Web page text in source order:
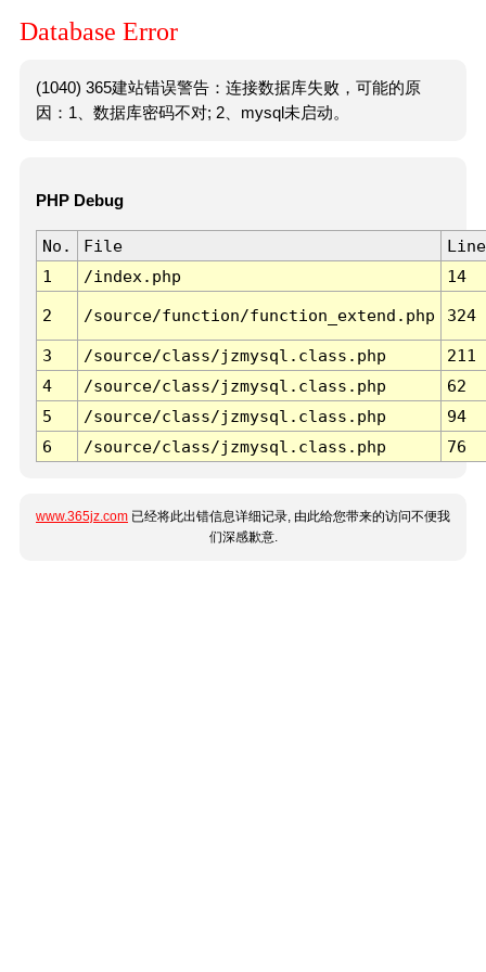
Database Error
(1040) 365建站错误警告：连接数据库失败，可能的原
因：1、数据库密码不对; 2、mysql未启动。
PHP Debug
No. File
Line
1
/index.php 14
2 /source/function/function_extend.php 324
3 /source/class/jzmysql.class.php
211
4
/source/class/jzmysql.class.php
62
5
/source/class/jzmysql.class.php
94
6
/source/class/jzmysql.class.php 76
www.365jz.com 已经将此出错信息详细记录, 由此给您带来的访问不便我
们深感歉意.